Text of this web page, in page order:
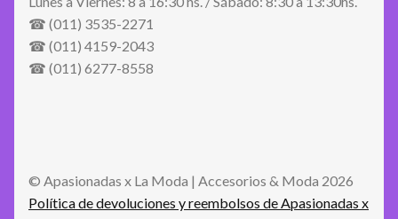
☎ (011) 3535-2271
☎ (011) 4159-2043
☎ (011) 6277-8558
© Apasionadas x La Moda | Accesorios & Moda 2026
Política de devoluciones y reembolsos de Apasionadas x